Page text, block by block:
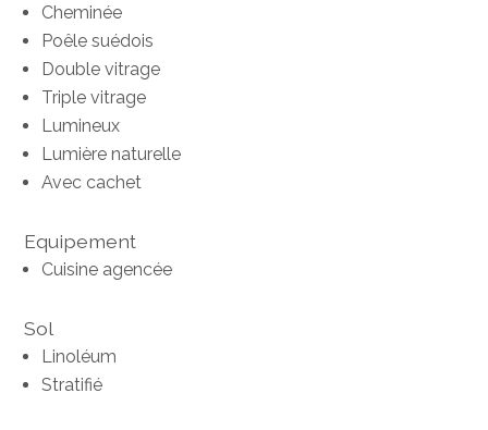
Cheminée
Poêle suédois
Double vitrage
Triple vitrage
Lumineux
Lumière naturelle
Avec cachet
Equipement
Cuisine agencée
Sol
Linoléum
Stratifié